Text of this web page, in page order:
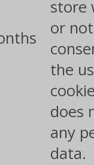
store
or
the
does
any
data.